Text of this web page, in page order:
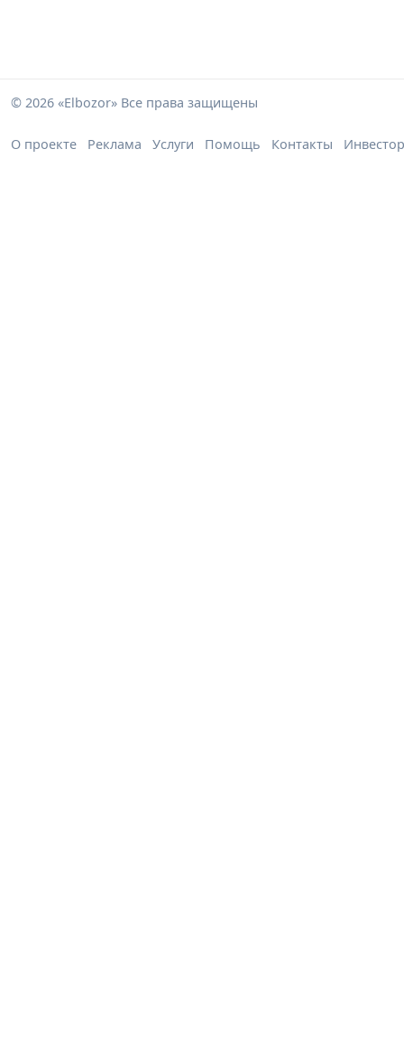
© 2026 «Elbozor» Все права защищены
О проекте Реклама Услуги Помощь Контакты